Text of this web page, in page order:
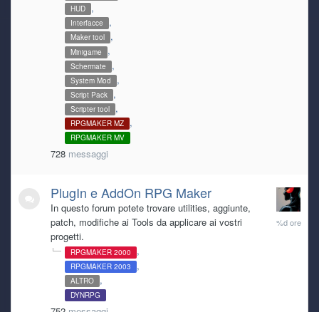
HUD
Interfacce
Maker tool
Minigame
Schermate
System Mod
Script Pack
Scripter tool
RPGMAKER MZ
RPGMAKER MV
728 messaggi
PlugIn e AddOn RPG Maker
In questo forum potete trovare utilities, aggiunte,
patch, modifiche ai Tools da applicare ai vostri
progetti.
RPGMAKER 2000
RPGMAKER 2003
ALTRO
DYNRPG
23